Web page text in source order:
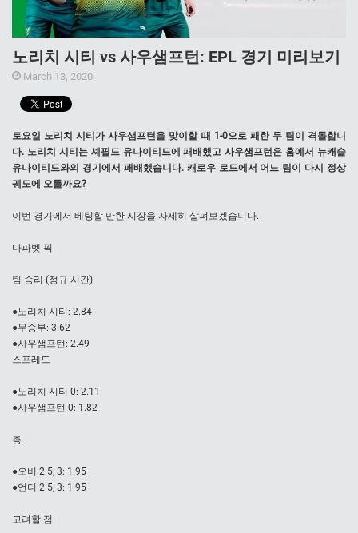
노리치 시티 vs 사우샘프턴: EPL 경기 미리보기
March 13, 2020
토요일 노리치 시티가 사우샘프턴을 맞이할 때 1-0으로 패한 두 팀이 격돌합니
다. 노리치 시티는 셰필드 유나이티드에 패배했고 사우샘프턴은 홈에서 뉴캐슬
유나이티드와의 경기에서 패배했습니다. 캐로우 로드에서 어느 팀이 다시 정상
궤도에 오를까요?
이번 경기에서 베팅할 만한 시장을 자세히 살펴보겠습니다.
다파벳 픽
팀 승리 (정규 시간)
●노리치 시티: 2.84
●무승부: 3.62
●사우샘프턴: 2.49
스프레드
●노리치 시티 0: 2.11
●사우샘프턴 0: 1.82
총
●오버 2.5, 3: 1.95
●언더 2.5, 3: 1.95
고려할 점